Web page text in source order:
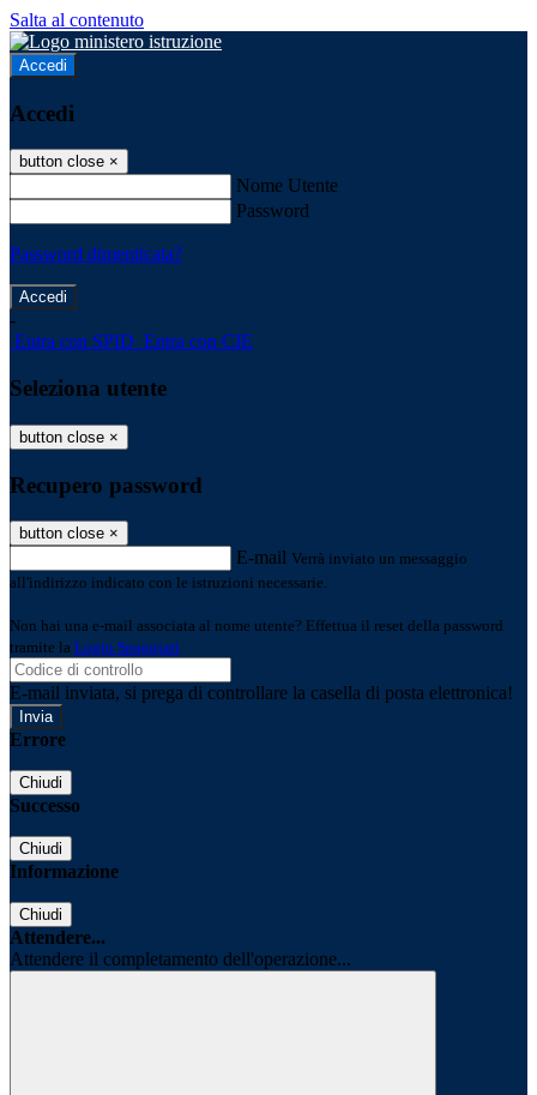
Salta al contenuto
Accedi
Accedi
button close ×
Nome Utente
Password
Password dimenticata?
-
Entra con SPID Entra con CIE
Seleziona utente
button close ×
Recupero password
button close ×
E-mail Verrà inviato un messaggio
all'indirizzo indicato con le istruzioni necessarie.
Non hai una e-mail associata al nome utente? Effettua il reset della password
tramite la Login Spaggiari
E-mail inviata, si prega di controllare la casella di posta elettronica!
Errore
Chiudi
Successo
Chiudi
Informazione
Chiudi
Attendere...
Attendere il completamento dell'operazione...